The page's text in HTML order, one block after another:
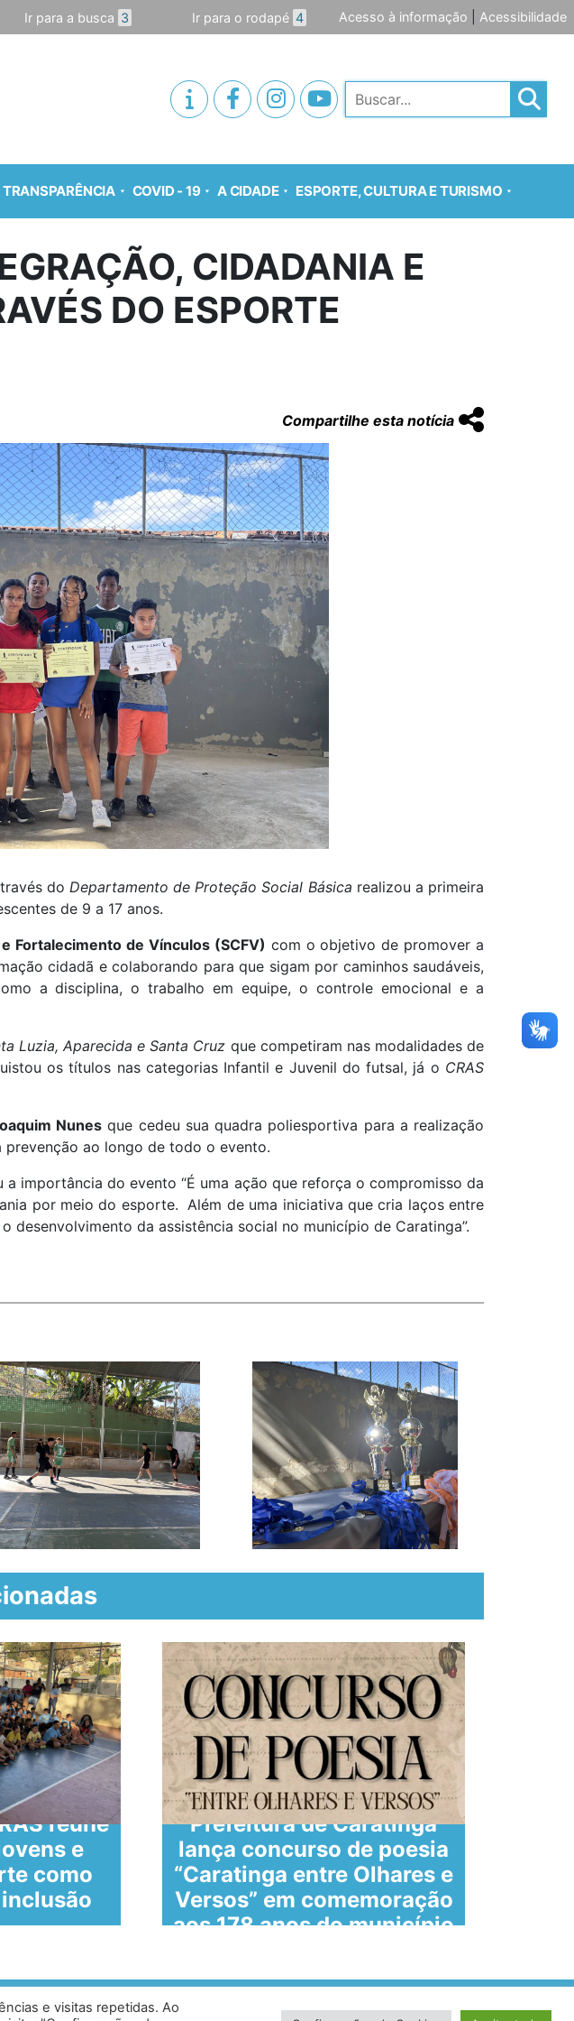
Ir para a busca 3 Ir para o rodapé 4 Acesso à informação Acessibilidade
Pesquisar
TRANSPARÊNCIA COVID - 19 A CIDADE ESPORTE, CULTURA E TURISMO
CIDADANIA E
DO ESPORTE
Compartilhe esta notícia
doDepartamento de Proteção Social Básica realizou a primeira
de 9 a 17 anos.
Fortalecimento de Vínculos (SCFV) com o objetivo de promover a
cidadã e colaborando para que sigam por caminhos saudáveis,
a disciplina, o trabalho em equipe, o controle emocional e a
Luzia, Aparecida e Santa Cruz que competiram nas modalidades de
os títulos nas categorias Infantil e Juvenil do futsal, já o CRAS
Nunes que cedeu sua quadra poliesportiva para a realização
prevenção ao longo de todo o evento.
importância do evento “É uma ação que reforça o compromisso da
por meio do esporte. Além de uma iniciativa que cria laços entre
da assistência social no município de Caratinga”.
reúne
e
como
Prefeitura de Caratinga
lança concurso de poesia
“Caratinga entre Olhares e
Versos” em comemoração
aos 178 anos do município
e visitas repetidas. Ao